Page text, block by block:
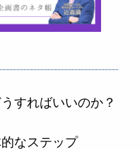
すればいいのか？
なステップ